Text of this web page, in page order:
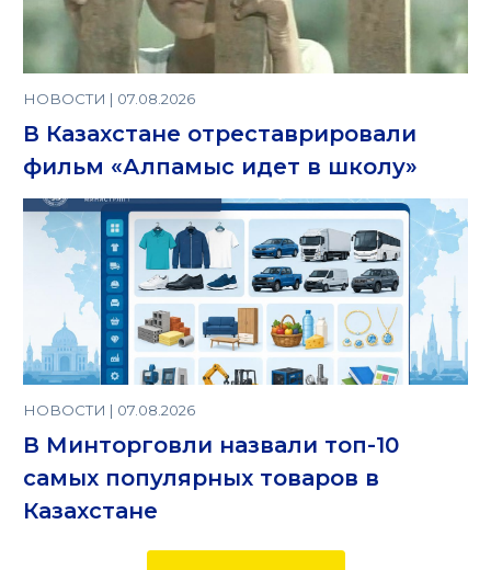
НОВОСТИ | 07.08.2026
В Казахстане отреставрировали
фильм «Алпамыс идет в школу»
НОВОСТИ | 07.08.2026
В Минторговли назвали топ-10
самых популярных товаров в
Казахстане